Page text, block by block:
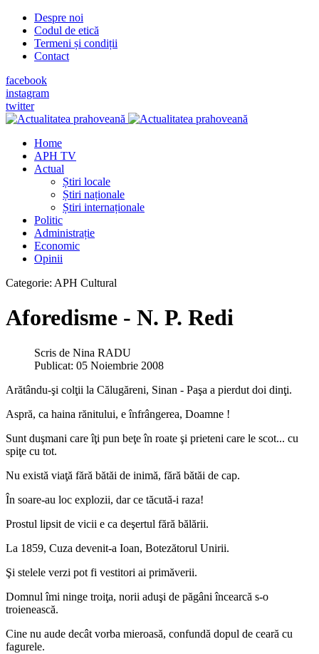
Despre noi
Codul de etică
Termeni și condiții
Contact
facebook
instagram
twitter
Home
APH TV
Actual
Știri locale
Știri naționale
Știri internaționale
Politic
Administrație
Economic
Opinii
Categorie: APH Cultural
Aforedisme - N. P. Redi
Scris de Nina RADU
Publicat: 05 Noiembrie 2008
Arătându-şi colţii la Călugăreni, Sinan - Paşa a pierdut doi dinţi.
Aspră, ca haina rănitului, e înfrângerea, Doamne !
Sunt duşmani care îţi pun beţe în roate şi prieteni care le scot... cu
spiţe cu tot.
Nu există viaţă fără bătăi de inimă, fără bătăi de cap.
În soare-au loc explozii, dar ce tăcută-i raza!
Prostul lipsit de vicii e ca deşertul fără bălării.
La 1859, Cuza devenit-a Ioan, Botezătorul Unirii.
Şi stelele verzi pot fi vestitori ai primăverii.
Domnul îmi ninge troiţa, norii aduşi de păgâni încearcă s-o
troienească.
Cine nu aude decât vorba mieroasă, confundă dopul de ceară cu
fagurele.